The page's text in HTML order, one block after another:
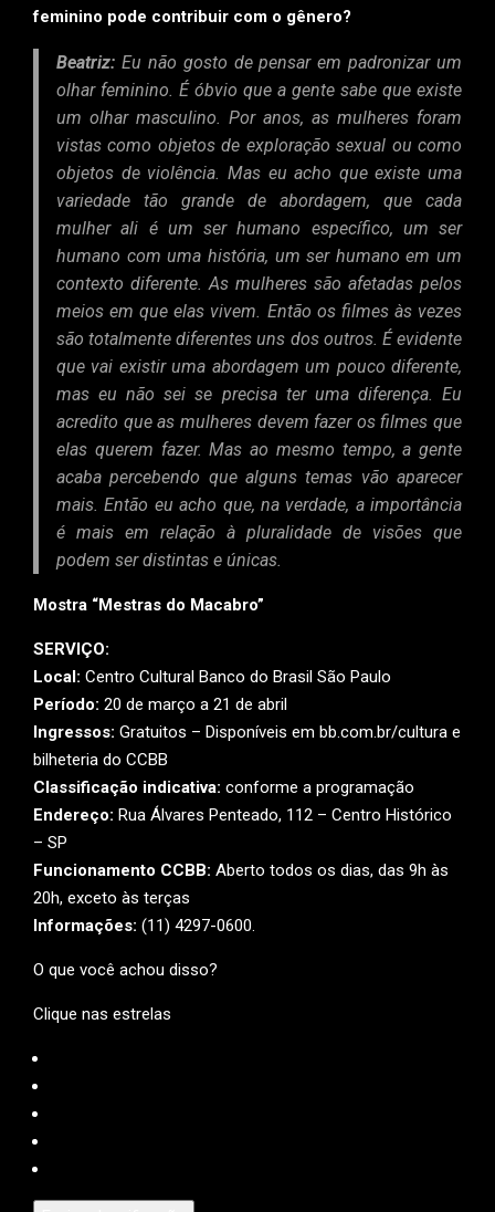
feminino pode contribuir com o gênero?
Beatriz: Eu não gosto de pensar em padronizar um
olhar feminino. É óbvio que a gente sabe que existe
um olhar masculino. Por anos, as mulheres foram
vistas como objetos de exploração sexual ou como
objetos de violência. Mas eu acho que existe uma
variedade tão grande de abordagem, que cada
mulher ali é um ser humano específico, um ser
humano com uma história, um ser humano em um
contexto diferente. As mulheres são afetadas pelos
meios em que elas vivem. Então os filmes às vezes
são totalmente diferentes uns dos outros. É evidente
que vai existir uma abordagem um pouco diferente,
mas eu não sei se precisa ter uma diferença. Eu
acredito que as mulheres devem fazer os filmes que
elas querem fazer. Mas ao mesmo tempo, a gente
acaba percebendo que alguns temas vão aparecer
mais. Então eu acho que, na verdade, a importância
é mais em relação à pluralidade de visões que
podem ser distintas e únicas.
Mostra “Mestras do Macabro”
SERVIÇO:
Local: Centro Cultural Banco do Brasil São Paulo
Período: 20 de março a 21 de abril
Ingressos: Gratuitos – Disponíveis em bb.com.br/cultura e
bilheteria do CCBB
Classificação indicativa: conforme a programação
Endereço: Rua Álvares Penteado, 112 – Centro Histórico
– SP
Funcionamento CCBB: Aberto todos os dias, das 9h às
20h, exceto às terças
Informações: (11) 4297-0600.
O que você achou disso?
Clique nas estrelas